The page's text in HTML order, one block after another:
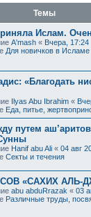
Темы
Ислам.
A'mash « Вчера, 17:24
Для новичков в Исламе
«Благодать
Ilyas Abu Ibrahim «
Еда, питье,
путем
Hanif abu Ali « 04 авг
Секты и течения
«САХИХ АЛЬ-
abu abduRrazak « 03
Различные труды,